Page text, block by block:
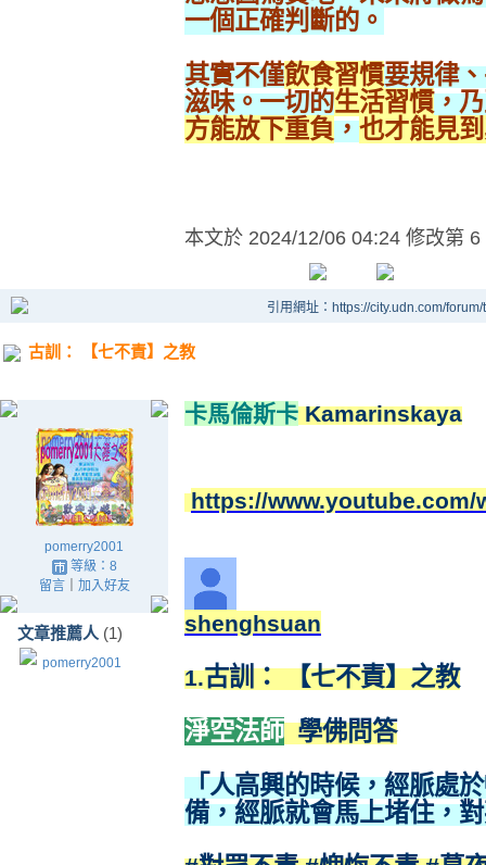
一個正確判斷的。
其實不僅飲食習慣要規律
滋味。一切的生活習慣，
方能放下重負，也才能見
本文於 2024/12/06 04:24 修改第 6
引用網址：https://city.udn.com/
古訓： 【七不責】之教
pomerry2001
等級：8
留言｜ 加入好友
文章推薦人 (1)
pomerry2001
卡馬倫斯卡Kamarinskaya
https://www.youtube.com/
shenghsuan
1.古訓： 【七不責】之教
淨空法師學佛問答
「人高興的時候，經脈處
備，經脈就會馬上堵住，